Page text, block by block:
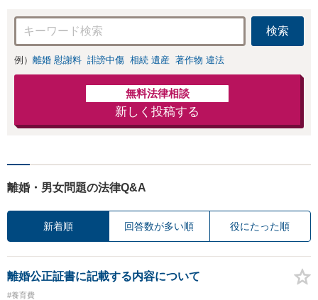
検索
例） 離婚 慰謝料 誹謗中傷 相続 遺産 著作物 違法
無料法律相談
新しく投稿する
離婚・男女問題の法律Q&A
新着順 回答数が多い順 役にたった順
離婚公正証書に記載する内容について
#養育費